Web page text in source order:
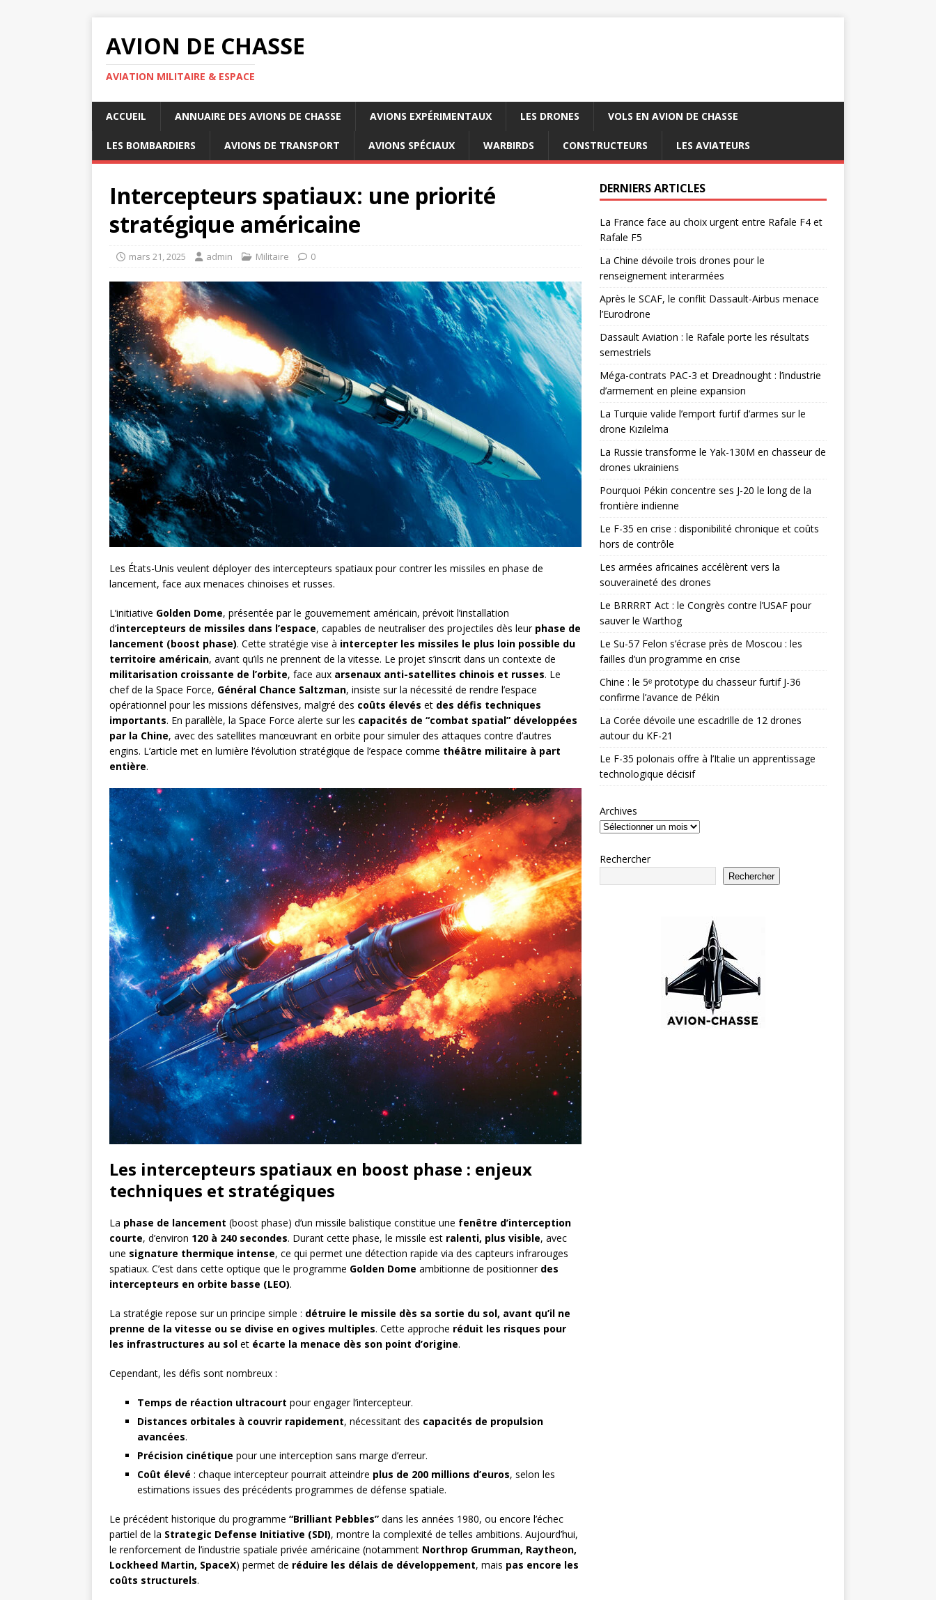
AVION DE CHASSE
AVIATION MILITAIRE & ESPACE
ACCUEIL ANNUAIRE DES AVIONS DE CHASSE AVIONS EXPÉRIMENTAUX LES DRONES VOLS EN AVION DE CHASSE
LES BOMBARDIERS AVIONS DE TRANSPORT AVIONS SPÉCIAUX WARBIRDS CONSTRUCTEURS LES AVIATEURS
Intercepteurs spatiaux: une priorité
stratégique américaine
mars 21, 2025 admin Militaire 0
Les États-Unis veulent déployer des intercepteurs spatiaux pour contrer les missiles en phase de
lancement, face aux menaces chinoises et russes.
L’initiative Golden Dome, présentée par le gouvernement américain, prévoit l’installation
d’intercepteurs de missiles dans l’espace, capables de neutraliser des projectiles dès leur phase de
lancement (boost phase). Cette stratégie vise à intercepter les missiles le plus loin possible du
territoire américain, avant qu’ils ne prennent de la vitesse. Le projet s’inscrit dans un contexte de
militarisation croissante de l’orbite, face aux arsenaux anti-satellites chinois et russes. Le
chef de la Space Force, Général Chance Saltzman, insiste sur la nécessité de rendre l’espace
opérationnel pour les missions défensives, malgré des coûts élevés et des défis techniques
importants. En parallèle, la Space Force alerte sur les capacités de “combat spatial” développées
par la Chine, avec des satellites manœuvrant en orbite pour simuler des attaques contre d’autres
engins. L’article met en lumière l’évolution stratégique de l’espace comme théâtre militaire à part
entière.
Les intercepteurs spatiaux en boost phase : enjeux
techniques et stratégiques
La phase de lancement (boost phase) d’un missile balistique constitue une fenêtre d’interception
courte, d’environ 120 à 240 secondes. Durant cette phase, le missile est ralenti, plus visible, avec
une signature thermique intense, ce qui permet une détection rapide via des capteurs infrarouges
spatiaux. C’est dans cette optique que le programme Golden Dome ambitionne de positionner des
intercepteurs en orbite basse (LEO).
La stratégie repose sur un principe simple : détruire le missile dès sa sortie du sol, avant qu’il ne
prenne de la vitesse ou se divise en ogives multiples. Cette approche réduit les risques pour
les infrastructures au sol et écarte la menace dès son point d’origine.
Cependant, les défis sont nombreux :
Temps de réaction ultracourt pour engager l’intercepteur.
Distances orbitales à couvrir rapidement, nécessitant des capacités de propulsion
avancées.
Précision cinétique pour une interception sans marge d’erreur.
Coût élevé : chaque intercepteur pourrait atteindre plus de 200 millions d’euros, selon les
estimations issues des précédents programmes de défense spatiale.
Le précédent historique du programme “Brilliant Pebbles” dans les années 1980, ou encore l’échec
partiel de la Strategic Defense Initiative (SDI), montre la complexité de telles ambitions. Aujourd’hui,
le renforcement de l’industrie spatiale privée américaine (notamment Northrop Grumman, Raytheon,
Lockheed Martin, SpaceX) permet de réduire les délais de développement, mais pas encore les
coûts structurels.
DERNIERS ARTICLES
La France face au choix urgent entre Rafale F4 et
Rafale F5
La Chine dévoile trois drones pour le
renseignement interarmées
Après le SCAF, le conflit Dassault-Airbus menace
l’Eurodrone
Dassault Aviation : le Rafale porte les résultats
semestriels
Méga-contrats PAC-3 et Dreadnought : l’industrie
d’armement en pleine expansion
La Turquie valide l’emport furtif d’armes sur le
drone Kızılelma
La Russie transforme le Yak-130M en chasseur de
drones ukrainiens
Pourquoi Pékin concentre ses J-20 le long de la
frontière indienne
Le F-35 en crise : disponibilité chronique et coûts
hors de contrôle
Les armées africaines accélèrent vers la
souveraineté des drones
Le BRRRRT Act : le Congrès contre l’USAF pour
sauver le Warthog
Le Su-57 Felon s’écrase près de Moscou : les
failles d’un programme en crise
Chine : le 5ᵉ prototype du chasseur furtif J-36
confirme l’avance de Pékin
La Corée dévoile une escadrille de 12 drones
autour du KF-21
Le F-35 polonais offre à l’Italie un apprentissage
technologique décisif
Archives
Rechercher
Rechercher